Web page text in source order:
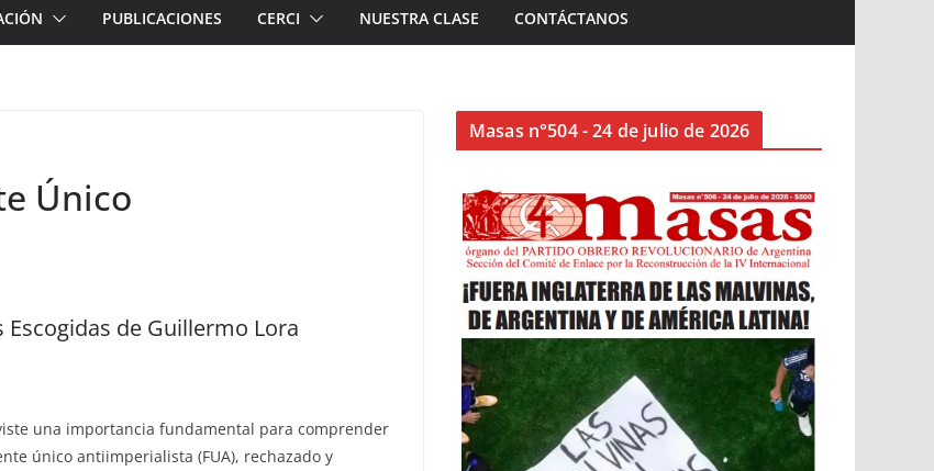
PUBLICACIONES CERCI NUESTRA CLASE CONTÁCTANOS
Único
de Guillermo Lora
una importancia fundamental para comprender
único antiimperialista (FUA), rechazado y
Masas n°504 - 24 de julio de 2026